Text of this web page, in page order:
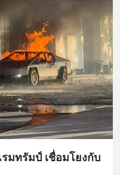
มทรัมป์ เชื่อมโยงกับ